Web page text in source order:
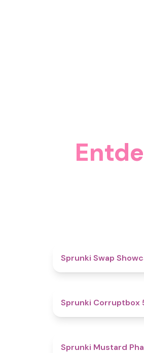
Sprunki Swap
Sprunki Corruptbox
Sprunki Mustard